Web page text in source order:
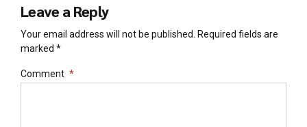
Leave a Reply
Your email address will not be published. Required fields are
marked *
Comment *